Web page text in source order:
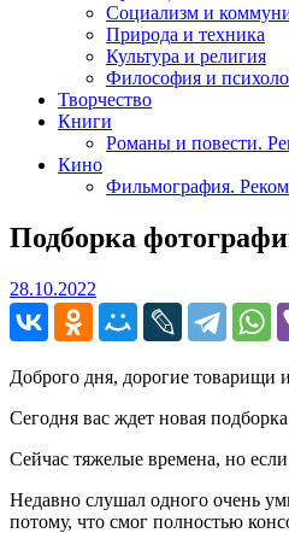
Социализм и
Природа и техника
Культура и религия
Философия и
Творчество
Книги
Романы и повести.
Кино
Фильмография.
Подборка
28.10.2022
Доброго дня, дорогие товарищи
Сегодня вас ждет новая
Сейчас тяжелые времена, но
Недавно слушал одного очень
потому, что смог полностью